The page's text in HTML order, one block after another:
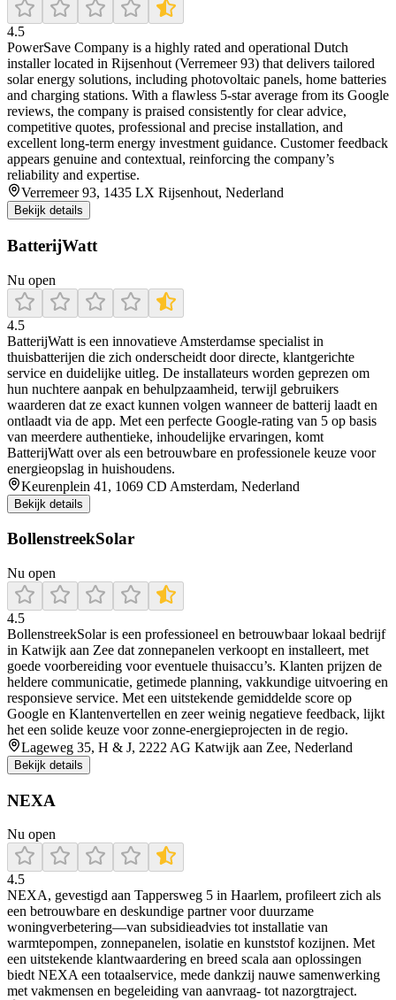
4.5
PowerSave Company is a highly rated and operational Dutch
installer located in Rijsenhout (Verremeer 93) that delivers tailored
solar energy solutions, including photovoltaic panels, home batteries
and charging stations. With a flawless 5‑star average from its Google
reviews, the company is praised consistently for clear advice,
competitive quotes, professional and precise installation, and
excellent long‑term energy investment guidance. Customer feedback
appears genuine and contextual, reinforcing the company’s
reliability and expertise.
Verremeer 93, 1435 LX Rijsenhout, Nederland
Bekijk details
BatterijWatt
Nu open
4.5
BatterijWatt is een innovatieve Amsterdamse specialist in
thuisbatterijen die zich onderscheidt door directe, klantgerichte
service en duidelijke uitleg. De installateurs worden geprezen om
hun nuchtere aanpak en behulpzaamheid, terwijl gebruikers
waarderen dat ze exact kunnen volgen wanneer de batterij laadt en
ontlaadt via de app. Met een perfecte Google-rating van 5 op basis
van meerdere authentieke, inhoudelijke ervaringen, komt
BatterijWatt over als een betrouwbare en professionele keuze voor
energieopslag in huishoudens.
Keurenplein 41, 1069 CD Amsterdam, Nederland
Bekijk details
BollenstreekSolar
Nu open
4.5
BollenstreekSolar is een professioneel en betrouwbaar lokaal bedrijf
in Katwijk aan Zee dat zonnepanelen verkoopt en installeert, met
goede voorbereiding voor eventuele thuisaccu’s. Klanten prijzen de
heldere communicatie, getimede planning, vakkundige uitvoering en
responsieve service. Met een uitstekende gemiddelde score op
Google en Klantenvertellen en zeer weinig negatieve feedback, lijkt
het een solide keuze voor zonne-energieprojecten in de regio.
Lageweg 35, H & J, 2222 AG Katwijk aan Zee, Nederland
Bekijk details
NEXA
Nu open
4.5
NEXA, gevestigd aan Tappersweg 5 in Haarlem, profileert zich als
een betrouwbare en deskundige partner voor duurzame
woningverbetering—van subsidieadvies tot installatie van
warmtepompen, zonnepanelen, isolatie en kunststof kozijnen. Met
een uitstekende klantwaardering en breed scala aan oplossingen
biedt NEXA een totaalservice, mede dankzij nauwe samenwerking
met vakmensen en begeleiding van aanvraag- tot nazorgtraject.